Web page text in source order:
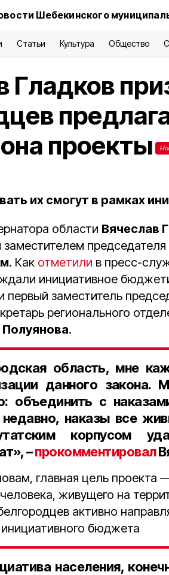
Шебекинского
Статьи Культура Общество
Гладков
проекты
их смогут в рамках
области Вячеслав
. Как отметили в пресс-
инициативное
первый заместитель
регионального
.
область, мне
данного закона.
объединить с
наказы все
корпусом
–прокомментировал
главная цель проекта
живущего на
активно
бюджета
населения,